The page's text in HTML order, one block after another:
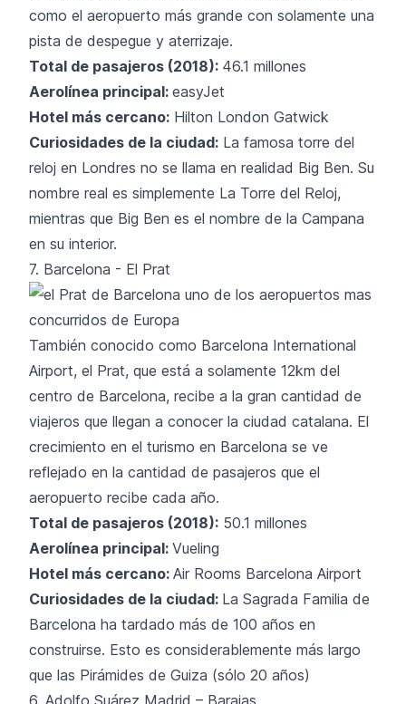
como el aeropuerto más grande con solamente una
pista de despegue y aterrizaje.
Total de pasajeros (2018): 46.1 millones
Aerolínea principal: easyJet
Hotel más cercano: Hilton London Gatwick
Curiosidades de la ciudad: La famosa torre del
reloj en Londres no se llama en realidad Big Ben. Su
nombre real es simplemente La Torre del Reloj,
mientras que Big Ben es el nombre de la Campana
en su interior.
7. Barcelona - El Prat
También conocido como Barcelona International
Airport, el Prat, que está a solamente 12km del
centro de Barcelona, recibe a la gran cantidad de
viajeros que llegan a conocer la ciudad catalana. El
crecimiento en el turismo en Barcelona se ve
reflejado en la cantidad de pasajeros que el
aeropuerto recibe cada año.
Total de pasajeros (2018): 50.1 millones
Aerolínea principal: Vueling
Hotel más cercano: Air Rooms Barcelona Airport
Curiosidades de la ciudad: La Sagrada Familia de
Barcelona ha tardado más de 100 años en
construirse. Esto es considerablemente más largo
que las Pirámides de Guiza (sólo 20 años)
6. Adolfo Suárez Madrid – Barajas